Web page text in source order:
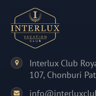
Interlux Club
107, Chonburi